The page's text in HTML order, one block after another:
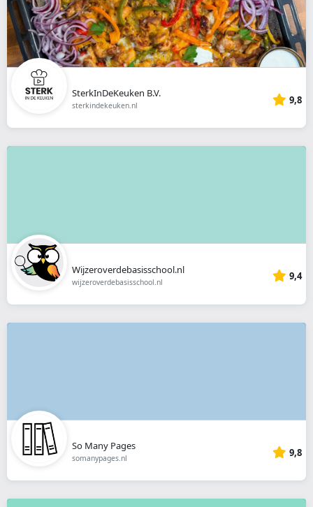
SterkInDeKeuken B.V.
sterkindekeuken.nl 9,8
Wijzeroverdebasisschool.nl
wijzeroverdebasisschool.nl 9,4
So Many Pages
somanypages.nl 9,8